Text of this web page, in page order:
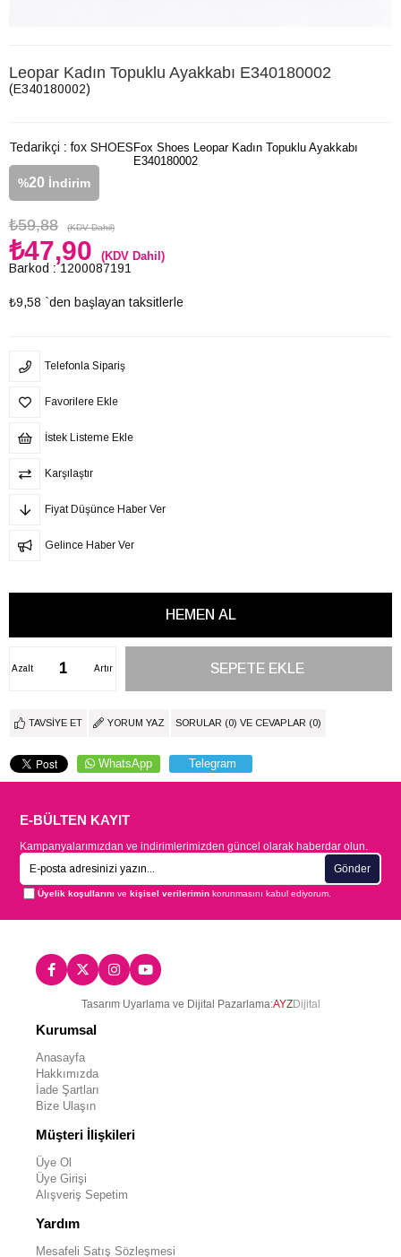
Leopar Kadın Topuklu Ayakkabı E340180002
(E340180002)
Tedarikçi : fox SHOES
%20 İndirim
₺59,88 (KDV Dahil)
₺47,90 (KDV Dahil)
Barkod : 1200087191
₺9,58 `den başlayan taksitlerle
Fox Shoes Leopar Kadın Topuklu Ayakkabı
E340180002
Telefonla Sipariş
Favorilere Ekle
İstek Listeme Ekle
Karşılaştır
Fiyat Düşünce Haber Ver
Gelince Haber Ver
Artır
Azalt
TAVSIYE ET YORUM YAZ SORULAR (0) VE CEVAPLAR (0)
WhatsApp Telegram
E-BÜLTEN KAYIT
Kampanyalarımızdan ve indirimlerimizden güncel olarak haberdar olun.
Gönder
Üyelik koşullarını vekişisel verilerimin korunmasını kabul ediyorum.
Tasarım Uyarlama ve Dijital Pazarlama:AYZDijital
Kurumsal
Anasayfa
Hakkımızda
İade Şartları
Bize Ulaşın
Müşteri İlişkileri
Üye Ol
Üye Girişi
Alışveriş Sepetim
Yardım
Mesafeli Satış Sözleşmesi